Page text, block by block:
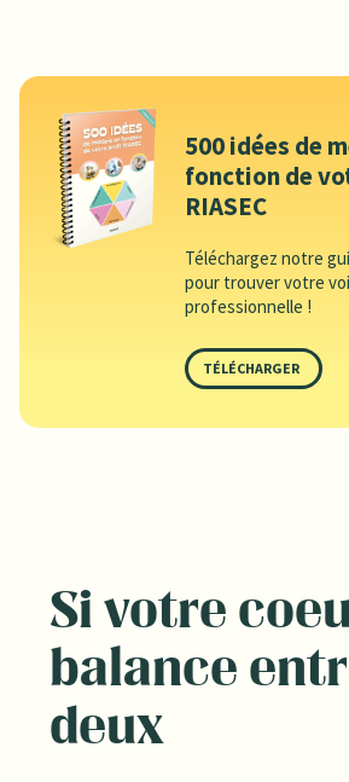
500 idées de
fonction de
RIASEC
Téléchargez notre
pour trouver votre
professionnelle !
TÉLÉCHARGER
Si votre
balance
deux